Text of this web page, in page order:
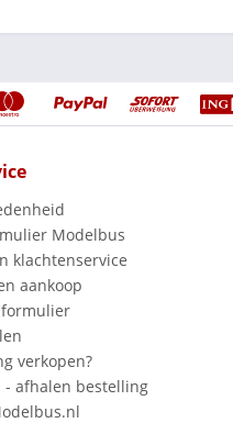
Modelbus
klachtenservice
aankoop
verkopen?
- afhalen bestelling